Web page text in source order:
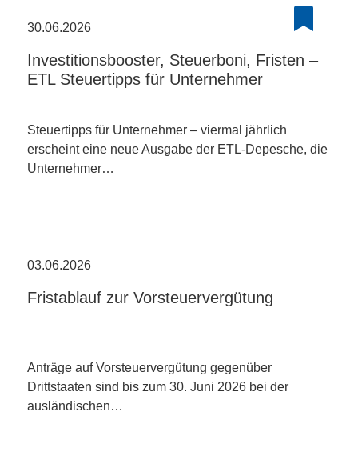
30.06.2026
Investitionsbooster, Steuerboni, Fristen –
ETL Steuertipps für Unternehmer
Steuertipps für Unternehmer – viermal jährlich
erscheint eine neue Ausgabe der ETL-Depesche, die
Unternehmer…
03.06.2026
Fristablauf zur Vorsteuervergütung
Anträge auf Vorsteuervergütung gegenüber
Drittstaaten sind bis zum 30. Juni 2026 bei der
ausländischen…